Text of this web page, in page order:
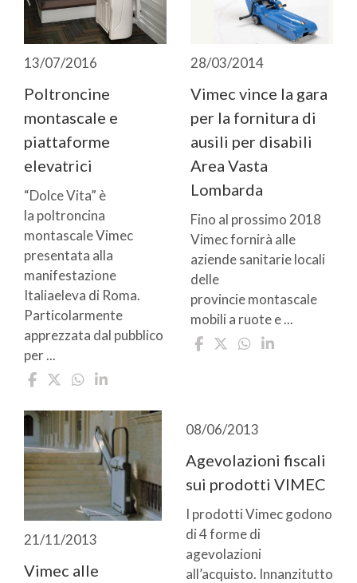
13/07/2016
Poltroncine
montascale e
piattaforme
elevatrici
“Dolce Vita” è
la poltroncina
montascale Vimec
presentata alla
manifestazione
Italiaeleva di Roma.
Particolarmente
apprezzata dal pubblico
per ...
28/03/2014
Vimec vince la gara
per la fornitura di
ausili per disabili
Area Vasta
Lombarda
Fino al prossimo 2018
Vimec fornirà alle
aziende sanitarie locali
delle
provincie montascale
mobili a ruote e ...
21/11/2013
Vimec alle
08/06/2013
Agevolazioni fiscali
sui prodotti VIMEC
I prodotti Vimec godono
di 4 forme di
agevolazioni
all’acquisto. Innanzitutto